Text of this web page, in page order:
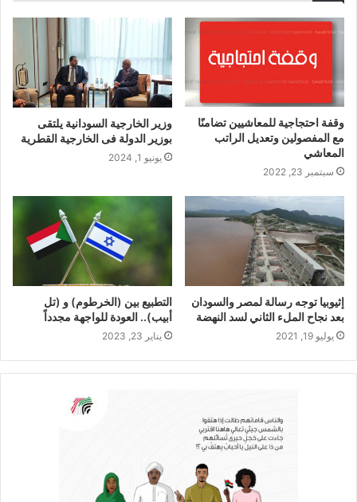
وقفة احتجاجية للمعاشيين تضامنًا
مع المفصولين وتعديل الراتب
المعاشي
سبتمبر 23, 2022
وزير الخارجية السودانية يلتقى
بوزير الدولة فى الخارجية القطرية
يونيو 1, 2024
إثيوبيا توجه رسالة لمصر والسودان
بعد نجاح الملء الثاني لسد النهضة
يوليو 19, 2021
التطبيع بين (الخرطوم) و (تل
أبيب).. العودة للواجهة مجدداً
يناير 23, 2023